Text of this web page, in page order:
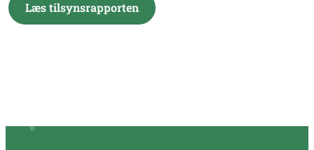
Læs tilsynsrapporten